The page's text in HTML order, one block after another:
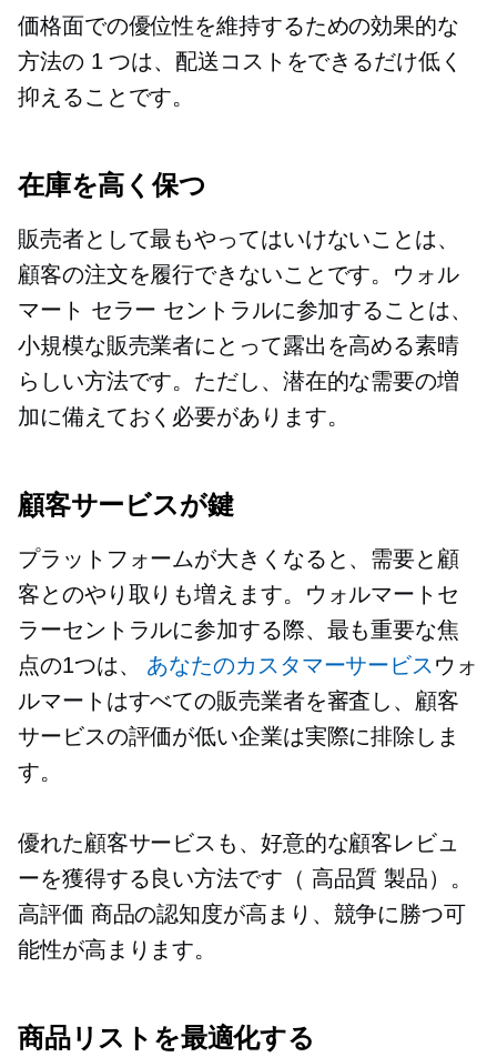
価格面での優位性を維持するための効果的な
方法の 1 つは、配送コストをできるだけ低く
抑えることです。
在庫を高く保つ
販売者として最もやってはいけないことは、
顧客の注文を履行できないことです。ウォル
マート セラー セントラルに参加することは、
小規模な販売業者にとって露出を高める素晴
らしい方法です。ただし、潜在的な需要の増
加に備えておく必要があります。
顧客サービスが鍵
プラットフォームが大きくなると、需要と顧
客とのやり取りも増えます。ウォルマートセ
ラーセントラルに参加する際、最も重要な焦
点の1つは、 あなたのカスタマーサービス ウォ
ルマートはすべての販売業者を審査し、顧客
サービスの評価が低い企業は実際に排除しま
す。
優れた顧客サービスも、好意的な顧客レビュ
ーを獲得する良い方法です（ 高品質 製品）。
高評価 商品の認知度が高まり、競争に勝つ可
能性が高まります。
商品リストを最適化する